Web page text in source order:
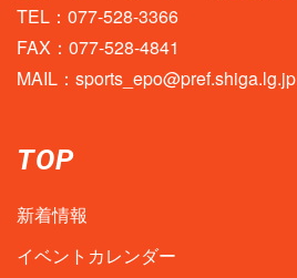
TEL：077-528-3366
FAX：077-528-4841
MAIL： sports_epo@pref.shiga.lg.jp
TOP
新着情報
イベントカレンダー